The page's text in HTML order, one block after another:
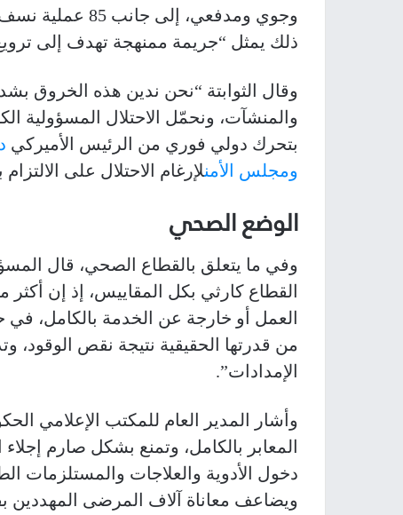
وجوي ومدفعي،
ذلك يمثل “جريمة ممنهجة تهدف إلى
وقال الثوابتة “نحن ندين هذه الخروق
والمنشآت، ونحمّل الاحتلال المسؤولية
بتحرك دولي فوري من الرئيس الأميركي
ومجلس الأمنلإرغام الاحتلال على
الوضع الصحي
وفي ما يتعلق بالقطاع الصحي، قال
من قدرتها الحقيقية نتيجة نقص الوقود،
الإمدادات”.
وأشار المدير العام للمكتب الإعلامي
المعابر بالكامل، وتمنع بشكل صارم
دخول الأدوية والعلاجات والمستلزمات
ويضاعف معاناة آلاف المرضى المهددين